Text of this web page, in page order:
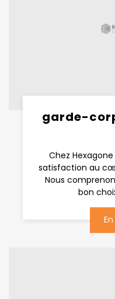
garde-
Chez
satisfaction au
Nous
bon